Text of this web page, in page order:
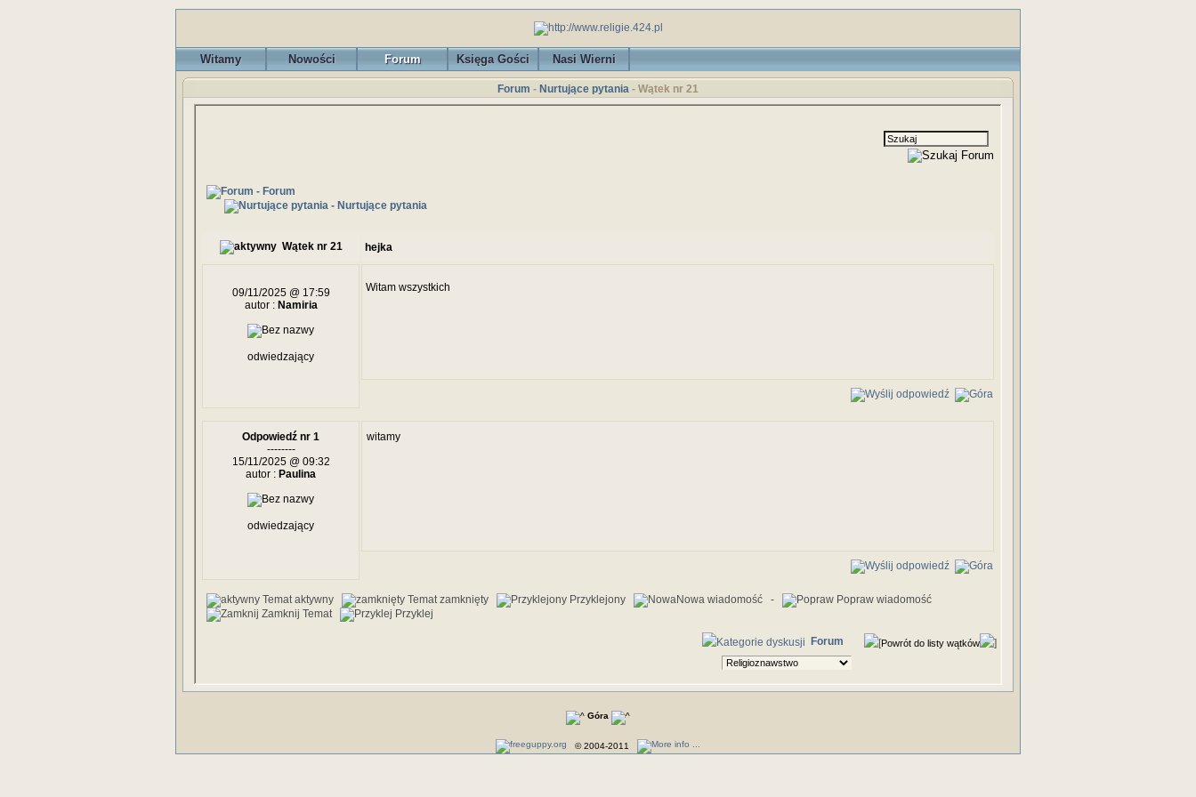
Witamy Nowości Forum Księga Gości Nasi Wierni
Forum - Nurtujące pytania - Wątek nr 21
- Forum
- Nurtujące pytania
Wątek nr 21 hejka
09/11/2025 @ 17:59
autor : Namiria
odwiedzający
Witam wszystkich
Odpowiedź nr 1
--------
15/11/2025 @ 09:32
autor : Paulina
odwiedzający
witamy
Temat aktywny Temat zamknięty Przyklejony Nowa wiadomość -
Popraw wiadomość
Zamknij Temat
Przyklej
Powrót do listy wątków
Forum
Góra
© 2004-2011